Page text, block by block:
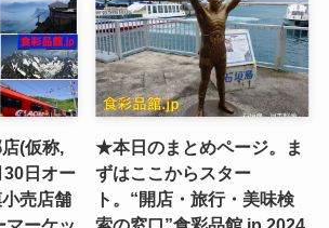
(仮称,
日オー
売店舗
★本日のまとめページ。ま
ずはここからスター
ト。“開店・旅行・美味検